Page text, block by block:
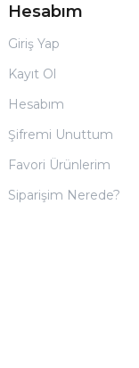
Hesabım
Giriş Yap
Kayıt Ol
Hesabım
Şifremi Unuttum
Favori Ürünlerim
Siparişim Nerede?